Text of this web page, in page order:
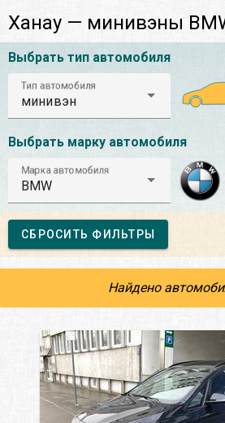
Ханау — минивэны
Выбрать тип автомобиля
Тип автомобиля
минивэн
Выбрать марку автомобиля
Марка автомобиля
BMW
СБРОСИТЬ ФИЛЬТРЫ
Найдено